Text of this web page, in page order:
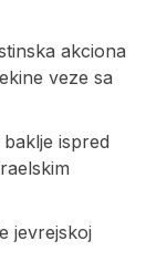
akciona
veze sa
ispred
jevrejskoj